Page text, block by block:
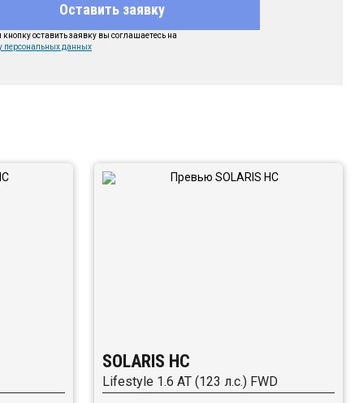
Оставить заявку
оставить заявку вы соглашаетесь на
персональных данных
SOLARIS HC
Lifestyle 1.6 AT (123 л.с.) FWD